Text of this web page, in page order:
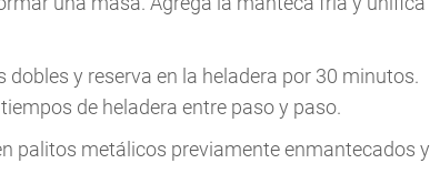
y reserva en la heladera por 30 minutos.
de heladera entre paso y paso.
palitos metálicos previamente enmantecados y